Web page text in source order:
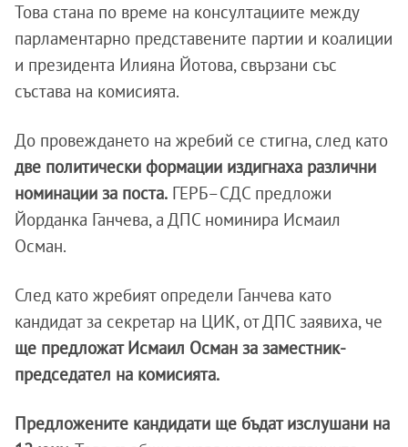
Това стана по време на консултациите между
парламентарно представените партии и коалиции
и президента Илияна Йотова, свързани със
състава на комисията.
До провеждането на жребий се стигна, след като
две политически формации издигнаха различни
номинации за поста. ГЕРБ–СДС предложи
Йорданка Ганчева, а ДПС номинира Исмаил
Осман.
След като жребият определи Ганчева като
кандидат за секретар на ЦИК, от ДПС заявиха, че
ще предложат Исмаил Осман за заместник-
председател на комисията.
Предложените кандидати ще бъдат изслушани на